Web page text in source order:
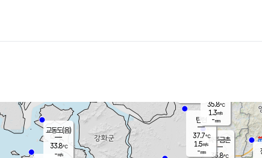
파주금촌
35.8℃
탄현
37.7℃
1.5m/s
-mm
교동도(음)
33.8℃
-m/s
35.8℃
1.3m/s
-mm